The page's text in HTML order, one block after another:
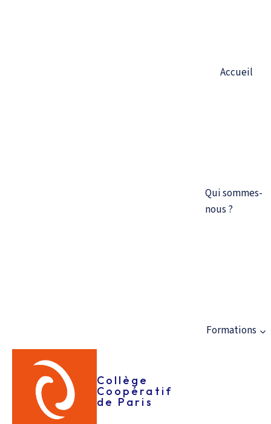
Collège
Coopératif
de Paris
Accueil
Qui sommes-
nous ?
Formations
Concevoir des projets en